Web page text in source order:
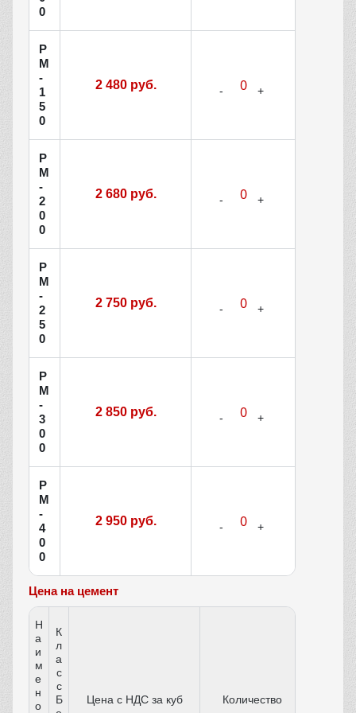
0
Р
М
-
1
5
0
2 480 руб.
Р
М
-
2
0
0
2 680 руб.
Р
М
-
2
5
0
2 750 руб.
Р
М
-
3
0
0
2 850 руб.
Р
М
-
4
0
0
2 950 руб.
Цена на цемент
Н
а
и
м
е
н
о
К
л
а
с
с
Б
Цена с НДС за куб Количество